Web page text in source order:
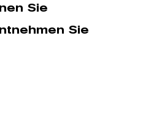
Sie
Sie